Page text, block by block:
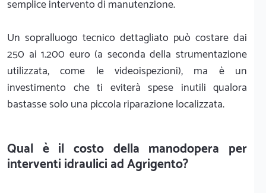
semplice intervento di manutenzione.
Un sopralluogo tecnico dettagliato può costare dai
250 ai 1.200 euro (a seconda della strumentazione
utilizzata, come le videoispezioni), ma è un
investimento che ti eviterà spese inutili qualora
bastasse solo una piccola riparazione localizzata.
Qual è il costo della manodopera per
interventi idraulici ad Agrigento?